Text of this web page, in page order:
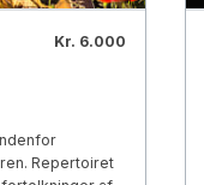
Kr. 6.000
Repertoiret